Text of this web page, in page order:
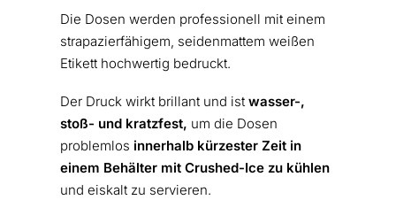
Die Dosen werden professionell mit einem
strapazierfähigem, seidenmattem weißen
Etikett hochwertig bedruckt.
Der Druck wirkt brillant und ist wasser-,
stoß- und kratzfest, um die Dosen
problemlos innerhalb kürzester Zeit in
einem Behälter mit Crushed-Ice zu kühlen
und eiskalt zu servieren.